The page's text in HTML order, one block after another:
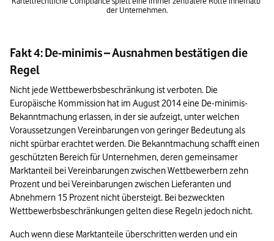
der Unternehmen.
Fakt 4: De-minimis – Ausnahmen bestätigen die
Regel
Nicht jede Wettbewerbsbeschränkung ist verboten. Die
Europäische Kommission hat im August 2014 eine De-minimis-
Bekanntmachung erlassen, in der sie aufzeigt, unter welchen
Voraussetzungen Vereinbarungen von geringer Bedeutung als
nicht spürbar erachtet werden. Die Bekanntmachung schafft einen
geschützten Bereich für Unternehmen, deren gemeinsamer
Marktanteil bei Vereinbarungen zwischen Wettbewerbern zehn
Prozent und bei Vereinbarungen zwischen Lieferanten und
Abnehmern 15 Prozent nicht übersteigt. Bei bezweckten
Wettbewerbsbeschränkungen gelten diese Regeln jedoch nicht.
Auch wenn diese Marktanteile überschritten werden und ein